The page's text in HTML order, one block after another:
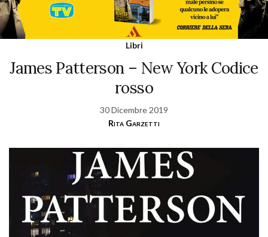
Libri
James Patterson – New York Codice
rosso
30 Dicembre 2019
Rita Garzetti